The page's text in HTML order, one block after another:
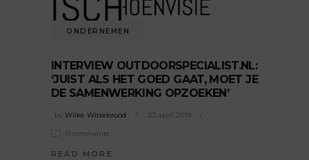
ONDERNEMEN
INTERVIEW OUTDOORSPECIALIST.NL:
‘JUIST ALS HET GOED GAAT, MOET JE
DE SAMENWERKING OPZOEKEN’
by Wilke Wittebrood 23 april 2019
0 comments
READ MORE